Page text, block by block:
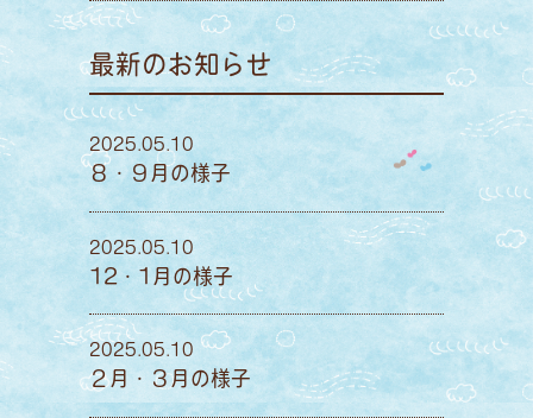
最新のお知らせ
2025.05.10
８・９月の様子
2025.05.10
12・1月の様子
2025.05.10
２月・３月の様子